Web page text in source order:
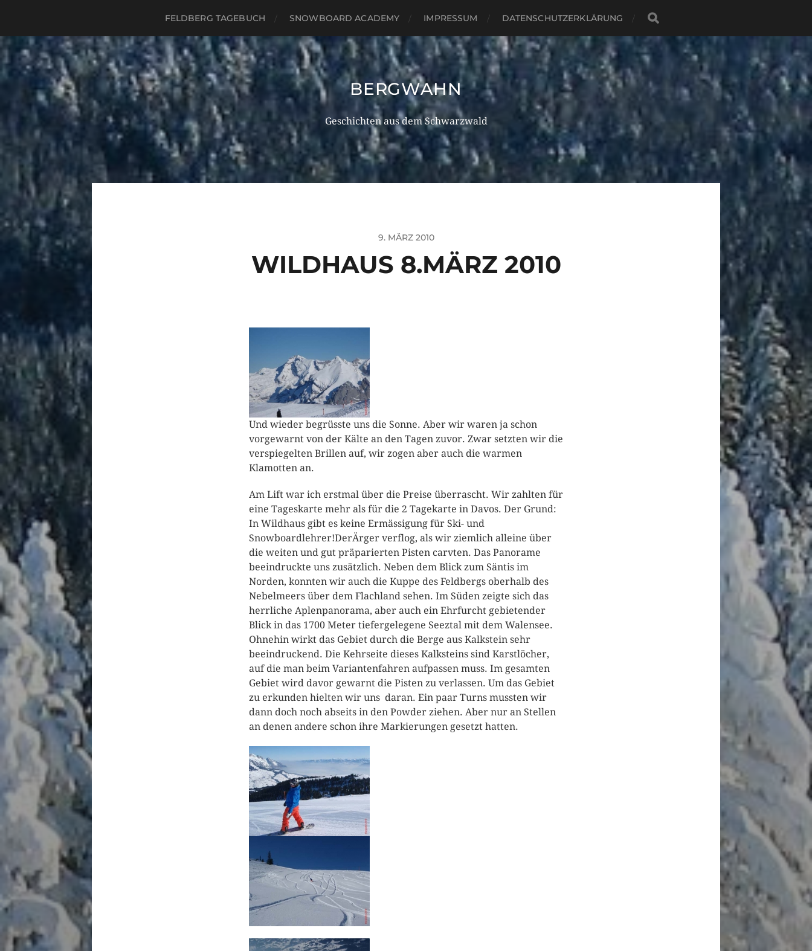
FELDBERG TAGEBUCH SNOWBOARD ACADEMY IMPRESSUM DATENSCHUTZERKLÄRUNG
BERGWAHN
Geschichten aus dem Schwarzwald
9. MÄRZ 2010
WILDHAUS 8.MÄRZ 2010
Und wieder begrüsste uns die Sonne. Aber wir waren ja schon
vorgewarnt von der Kälte an den Tagen zuvor. Zwar setzten wir die
verspiegelten Brillen auf, wir zogen aber auch die warmen
Klamotten an.
Am Lift war ich erstmal über die Preise überrascht. Wir zahlten für
eine Tageskarte mehr als für die 2 Tagekarte in Davos. Der Grund:
In Wildhaus gibt es keine Ermässigung für Ski- und
Snowboardlehrer!DerÄrger verflog, als wir ziemlich alleine über
die weiten und gut präparierten Pisten carvten. Das Panorame
beeindruckte uns zusätzlich. Neben dem Blick zum Säntis im
Norden, konnten wir auch die Kuppe des Feldbergs oberhalb des
Nebelmeers über dem Flachland sehen. Im Süden zeigte sich das
herrliche Aplenpanorama, aber auch ein Ehrfurcht gebietender
Blick in das 1700 Meter tiefergelegene Seeztal mit dem Walensee.
Ohnehin wirkt das Gebiet durch die Berge aus Kalkstein sehr
beeindruckend. Die Kehrseite dieses Kalksteins sind Karstlöcher,
auf die man beim Variantenfahren aufpassen muss. Im gesamten
Gebiet wird davor gewarnt die Pisten zu verlassen. Um das Gebiet
zu erkunden hielten wir uns daran. Ein paar Turns mussten wir
dann doch noch abseits in den Powder ziehen. Aber nur an Stellen
an denen andere schon ihre Markierungen gesetzt hatten.